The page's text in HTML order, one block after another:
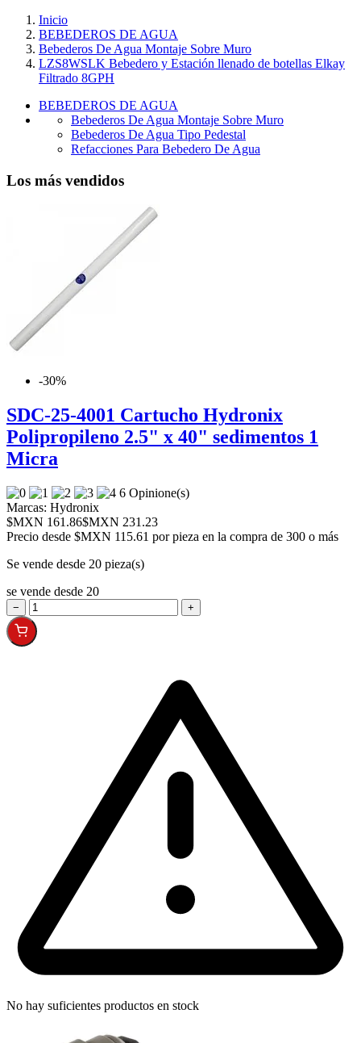
Inicio
BEBEDEROS DE AGUA
Bebederos De Agua Montaje Sobre Muro
LZS8WSLK Bebedero y Estación llenado de botellas Elkay
Filtrado 8GPH
BEBEDEROS DE AGUA
Bebederos De Agua Montaje Sobre Muro
Bebederos De Agua Tipo Pedestal
Refacciones Para Bebedero De Agua
Los más vendidos
-30%
SDC-25-4001 Cartucho Hydronix
Polipropileno 2.5" x 40" sedimentos 1
Micra
6 Opinione(s)
Marcas: Hydronix
$MXN 161.86$MXN 231.23
Precio desde $MXN 115.61 por pieza en la compra de 300 o más
Se vende desde 20 pieza(s)
se vende desde 20
− +
No hay suficientes productos en stock